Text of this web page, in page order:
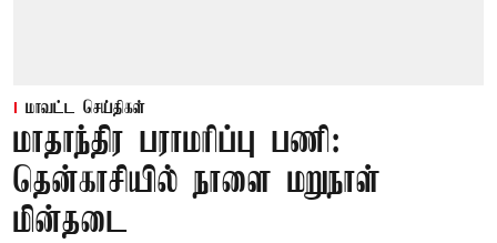
மாவட்ட செய்திகள்
மாதாந்திர பராமரிப்பு பணி:
தென்காசியில் நாளை மறுநாள்
மின்தடை